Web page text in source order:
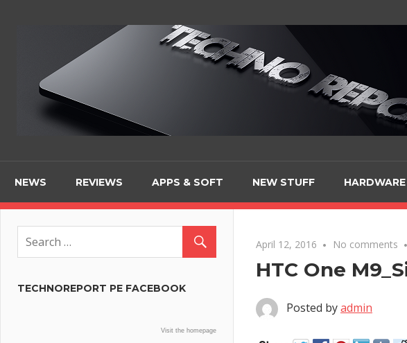
NEWS REVIEWS APPS & SOFT NEW STUFF HARDWARE
April 12, 2016 No comments
HTC One
Posted byadmin
TECHNOREPORT PE FACEBOOK
Visit the homepage